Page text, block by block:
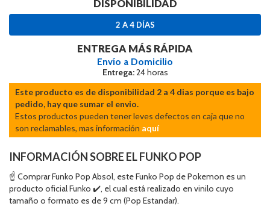
DISPONIBILIDAD
2 A 4 DÍAS
ENTREGA MÁS RÁPIDA
Envío a Domicilio
Entrega:24 horas
Este producto es de disponibilidad 2 a 4 dias porque es bajo
pedido, hay que sumar el envio.
Estos productos pueden tener leves defectos en caja que no
son reclamables, mas información aquí
INFORMACIÓN SOBRE EL FUNKO POP
☝ Comprar Funko Pop Absol, este Funko Pop de Pokemon es un
producto oficial Funko ✔️, el cual está realizado en vinilo cuyo
tamaño o formato es de 9 cm (Pop Estandar).